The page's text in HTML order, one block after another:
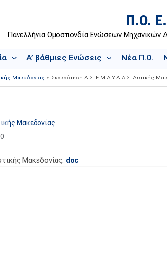
Π.Ο.
Πανελλήνια Ομοσπονδία Ενώσεων
Α’ βάθμιες Ενώσεις Νέα Π.Ο.
Μακεδονίας Συγκρότηση Δ.Σ. Ε.Μ.Δ.Υ.Δ.Α.Σ. Δυτικής
Μακεδονίας
Μακεδονίας. doc